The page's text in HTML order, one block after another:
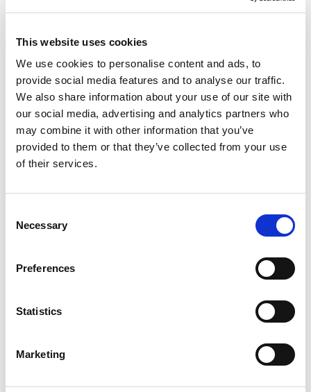
This website uses cookies
We use cookies to personalise content and ads, to
provide social media features and to analyse our traffic.
We also share information about your use of our site with
our social media, advertising and analytics partners who
may combine it with other information that you’ve
provided to them or that they’ve collected from your use
of their services.
Selection
Necessary
Preferences
Statistics
Marketing